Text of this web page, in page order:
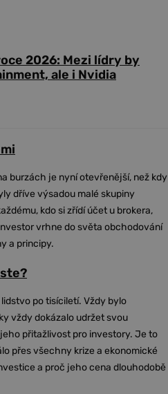
2026: Mezi lídry by
ale i Nvidia
burzách je nyní otevřenější, než kdy
dříve výsadou malé skupiny
kdo si zřídí účet u brokera,
vrhne do světa obchodování
a principy.
po tisíciletí. Vždy bylo
vždy dokázalo udržet svou
přitažlivost pro investory. Je to
přes všechny krize a ekonomické
a proč jeho cena dlouhodobě